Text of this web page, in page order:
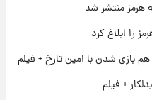
اقساطی سایپا اعلام شد؛
اطلس، سهند و ساینا با اقساط
برای بازار طلا؛ پیش‌بینی
فردا
هرمز منتشر شد
بازی شدن با امین تارخ + فیلم
+ فیلم